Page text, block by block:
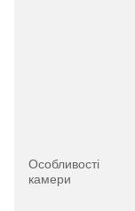
Особливості
камери